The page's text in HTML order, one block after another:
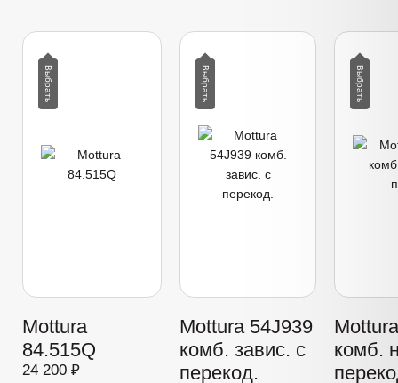
Mottura
84.515Q
24 200 ₽
Mottura 54J939
комб. завис. с
перекод.
комб.